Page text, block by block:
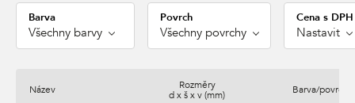
Barva
Všechny barvy
Povrch
Všechny povrchy
Cena s DPH
Nastavit
Název
Rozměry
d x š x v (mm)
Barva/povrch